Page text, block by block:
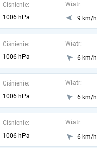
Ciśnienie:
1006 hPa
Wiatr:
9 km/h
Ciśnienie:
1006 hPa
Wiatr:
6 km/h
Ciśnienie:
1006 hPa
Wiatr:
6 km/h
Ciśnienie:
1006 hPa
Wiatr:
6 km/h